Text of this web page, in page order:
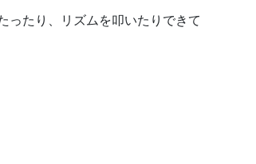
ったり、リズムを叩いたりできて